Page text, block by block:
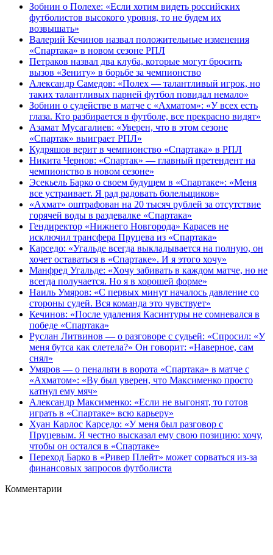
Зобнин о Полехе: «Если хотим видеть российских
футболистов высокого уровня, то не будем их
возвышать»
Валерий Кечинов назвал положительные изменения
«Спартака» в новом сезоне РПЛ
Петраков назвал два клуба, которые могут бросить
вызов «Зениту» в борьбе за чемпионство
Александр Самедов: «Полех — талантливый игрок, но
таких талантливых парней футбол повидал немало»
Зобнин о судействе в матче с «Ахматом»: «У всех есть
глаза. Кто разбирается в футболе, все прекрасно видят»
Азамат Мусагалиев: «Уверен, что в этом сезоне
«Спартак» выиграет РПЛ»
Кудряшов верит в чемпионство «Спартака» в РПЛ
Никита Чернов: «Спартак» — главный претендент на
чемпионство в новом сезоне»
Эсекьель Барко о своем будущем в «Спартаке»: «Меня
все устраивает. Я рад радовать болельщиков»
«Ахмат» оштрафован на 20 тысяч рублей за отсутствие
горячей воды в раздевалке «Спартака»
Гендиректор «Нижнего Новгорода» Карасев не
исключил трансфера Пруцева из «Спартака»
Карседо: «Угальде всегда выкладывается на полную, он
хочет оставаться в «Спартаке». И я этого хочу»
Манфред Угальде: «Хочу забивать в каждом матче, но не
всегда получается. Но я в хорошей форме»
Наиль Умяров: «С первых минут началось давление со
стороны судей. Вся команда это чувствует»
Кечинов: «После удаления Касинтуры не сомневался в
победе «Спартака»
Руслан Литвинов — о разговоре с судьей: «Спросил: «У
меня бутса как слетела?» Он говорит: «Наверное, сам
снял»
Умяров — о пенальти в ворота «Спартака» в матче с
«Ахматом»: «Ву был уверен, что Максименко просто
катнул ему мяч»
Александр Максименко: «Если не выгонят, то готов
играть в «Спартаке» всю карьеру»
Хуан Карлос Карседо: «У меня был разговор с
Пруцевым. Я честно высказал ему свою позицию: хочу,
чтобы он остался в «Спартаке»
Переход Барко в «Ривер Плейт» может сорваться из‑за
финансовых запросов футболиста
Комментарии